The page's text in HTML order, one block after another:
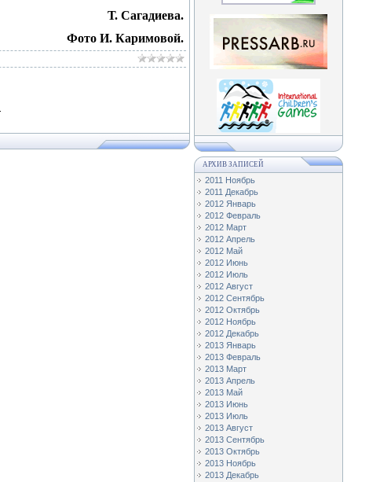
Т. Сагадиева.
Фото И. Каримовой.
АРХИВ ЗАПИСЕЙ
2011 Ноябрь
2011 Декабрь
2012 Январь
2012 Февраль
2012 Март
2012 Апрель
2012 Май
2012 Июнь
2012 Июль
2012 Август
2012 Сентябрь
2012 Октябрь
2012 Ноябрь
2012 Декабрь
2013 Январь
2013 Февраль
2013 Март
2013 Апрель
2013 Май
2013 Июнь
2013 Июль
2013 Август
2013 Сентябрь
2013 Октябрь
2013 Ноябрь
2013 Декабрь